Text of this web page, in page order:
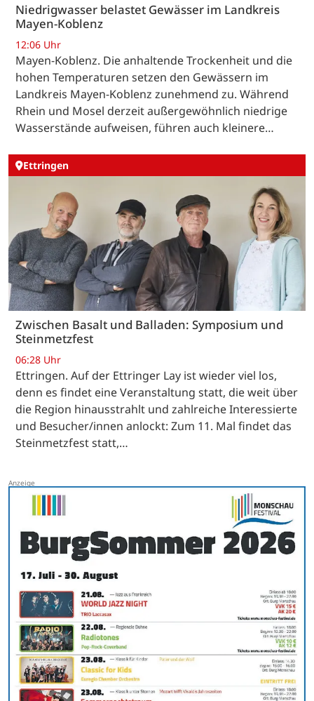
Niedrigwasser belastet Gewässer im Landkreis
Mayen-Koblenz
12:06 Uhr
Mayen-Koblenz. Die anhaltende Trockenheit und die
hohen Temperaturen setzen den Gewässern im
Landkreis Mayen-Koblenz zunehmend zu. Während
Rhein und Mosel derzeit außergewöhnlich niedrige
Wasserstände aufweisen, führen auch kleinere…
Ettringen
Zwischen Basalt und Balladen: Symposium und
Steinmetzfest
06:28 Uhr
Ettringen. Auf der Ettringer Lay ist wieder viel los,
denn es findet eine Veranstaltung statt, die weit über
die Region hinausstrahlt und zahlreiche Interessierte
und Besucher/innen anlockt: Zum 11. Mal findet das
Steinmetzfest statt,…